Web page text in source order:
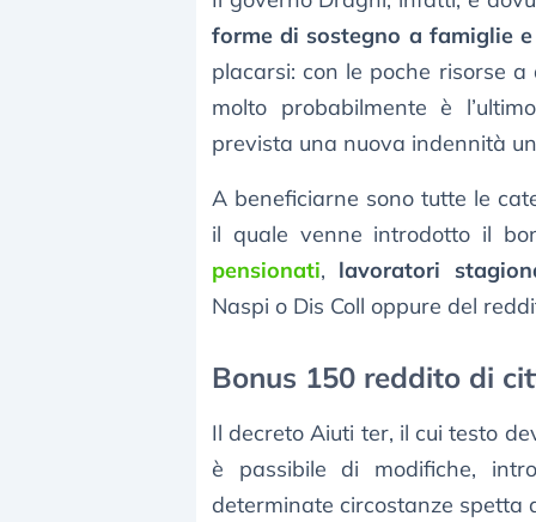
forme di sostegno a famiglie
placarsi: con le poche risorse a
molto probabilmente è
prevista una nuova indennità
A beneficiarne sono tutte le
il quale venne introdotto il
pensionati, lavoratori
Naspi o Dis Coll oppure del
Bonus 150 reddito di
Il decreto Aiuti ter, il cui testo
è passibile di modifiche,
determinate circostanze spetta